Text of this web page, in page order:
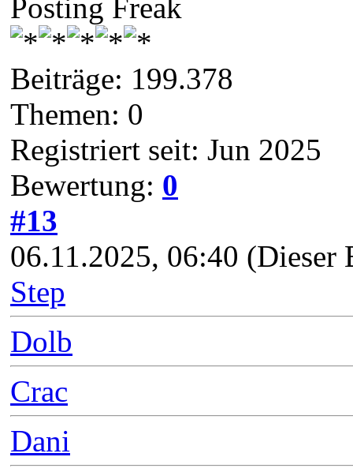
Posting Freak
Beiträge: 199.378
Themen: 0
Registriert seit: Jun 2025
Bewertung: 0
#13
06.11.2025, 06:40 (Dieser
Step
Dolb
Crac
Dani